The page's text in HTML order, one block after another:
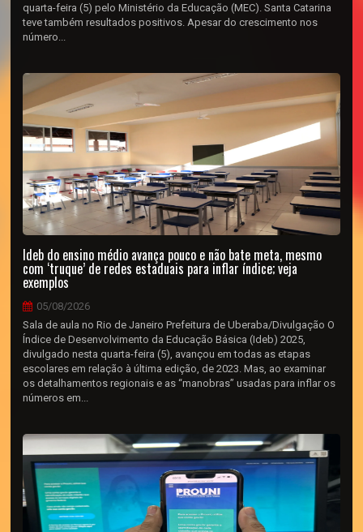
quarta-feira (5) pelo Ministério da Educação (MEC). Santa Catarina
teve também resultados positivos. Apesar do crescimento nos
número...
Ideb do ensino médio avança pouco e não bate meta, mesmo
com ‘truque’ de redes estaduais para inflar índice; veja
exemplos
05/08/2026
Sala de aula no Rio de Janeiro Prefeitura de Uberaba/Divulgação O
Índice de Desenvolvimento da Educação Básica (Ideb) 2025,
divulgado nesta quarta-feira (5), avançou em todas as etapas
escolares em relação à última edição, de 2023. Mas, ao examinar
os detalhamentos regionais e as “manobras” usadas para inflar os
números em...